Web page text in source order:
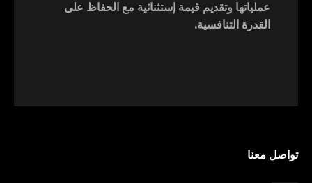
عملياتها وتقديم قيمة إستثنائية مع الحفاظ على
القدرة التنافسية.
تواصل معنا